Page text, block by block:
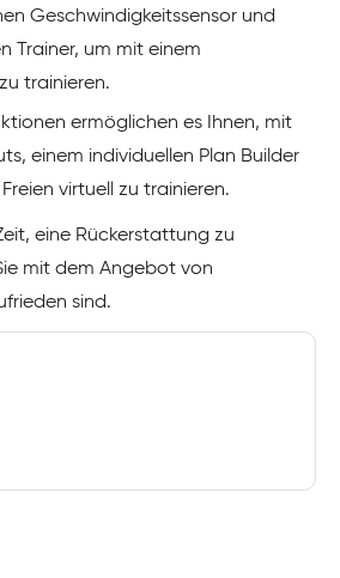
Geschwindigkeitssensor und
Trainer, um mit einem
trainieren.
ermöglichen es Ihnen, mit
einem individuellen Plan Builder
virtuell zu trainieren.
eine Rückerstattung zu
mit dem Angebot von
sind.